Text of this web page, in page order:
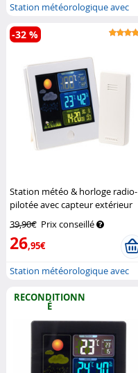
Station météorologique avec
écran c...
Station météo & horloge radio-
pilotée avec capteur extérieur
Infactory
39,90€ Prix conseillé
26,95€
-32 %
Station météorologique avec
RECONDITIONN
É